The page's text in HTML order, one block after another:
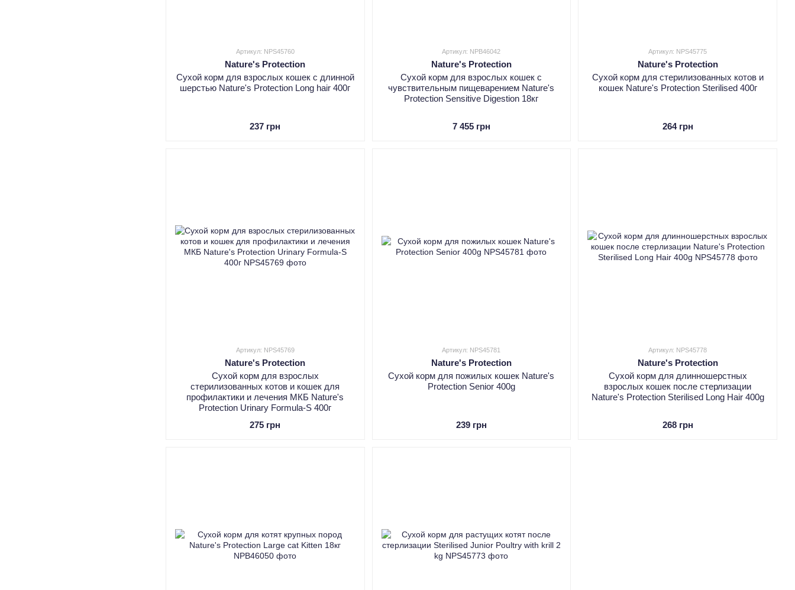
Артикул: NPS45760
Nature's Protection
Сухой корм для взрослых кошек с длинной
шерстью Nature's Protection Long hair 400г
237 грн
Артикул: NPB46042
Nature's Protection
Сухой корм для взрослых кошек с
чувствительным пищеварением Nature's
Protection Sensitive Digestion 18кг
7 455 грн
Артикул: NPS45775
Nature's Protection
Сухой корм для стерилизованных котов и
кошек Nature's Protection Sterilised 400г
264 грн
Артикул: NPS45769
Nature's Protection
Сухой корм для взрослых
стерилизованных котов и кошек для
профилактики и лечения МКБ Nature's
Protection Urinary Formula-S 400г
275 грн
Артикул: NPS45781
Nature's Protection
Сухой корм для пожилых кошек Nature's
Protection Senior 400g
239 грн
Артикул: NPS45778
Nature's Protection
Сухой корм для длинношерстных
взрослых кошек после стерлизации
Nature's Protection Sterilised Long Hair 400g
268 грн